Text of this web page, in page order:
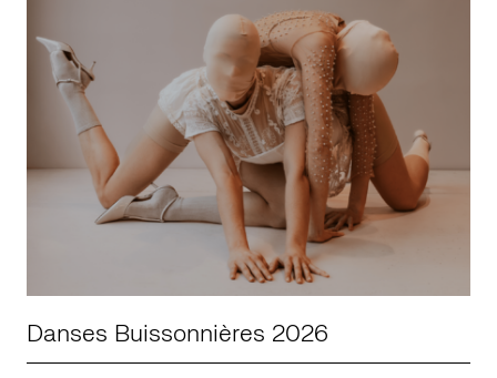
Danses Buissonnières 2026